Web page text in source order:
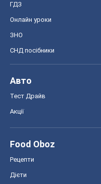
ГДЗ
Онлайн уроки
ЗНО
СНД посібники
Авто
Тест Драйв
Акції
Food Oboz
Рецепти
Дієти